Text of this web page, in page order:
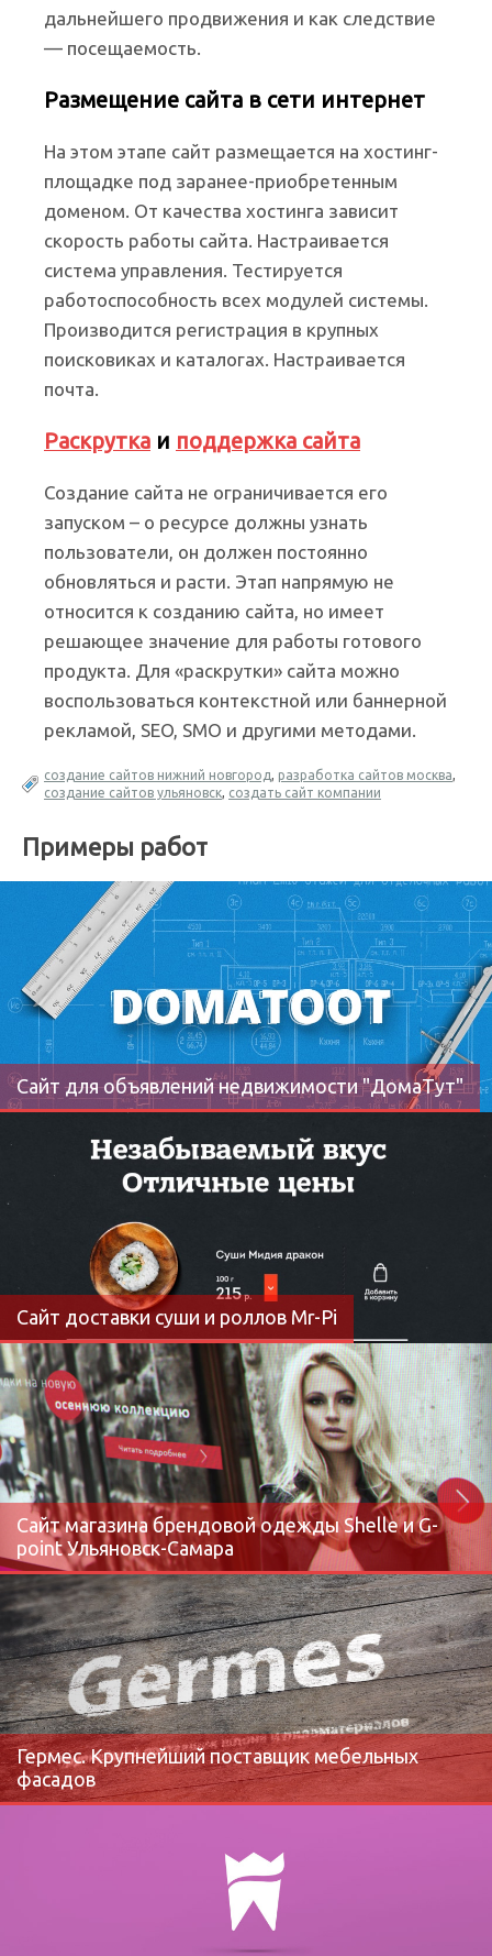
дальнейшего продвижения и как следствие
— посещаемость.
Размещение сайта в сети интернет
На этом этапе сайт размещается на хостинг-
площадке под заранее-приобретенным
доменом. От качества хостинга зависит
скорость работы сайта. Настраивается
система управления. Тестируется
работоспособность всех модулей системы.
Производится регистрация в крупных
поисковиках и каталогах. Настраивается
почта.
Раскрутка и поддержка сайта
Создание сайта не ограничивается его
запуском – о ресурсе должны узнать
пользователи, он должен постоянно
обновляться и расти. Этап напрямую не
относится к созданию сайта, но имеет
решающее значение для работы готового
продукта. Для «раскрутки» сайта можно
воспользоваться контекстной или баннерной
рекламой, SEO, SMO и другими методами.
создание сайтов нижний новгород, разработка сайтов москва,
создание сайтов ульяновск, создать сайт компании
Примеры работ
Сайт для объявлений недвижимости "ДомаТут"
Сайт доставки суши и роллов Mr-Pi
Сайт магазина брендовой одежды Shelle и G-
point Ульяновск-Самара
Гермес. Крупнейший поставщик мебельных
фасадов